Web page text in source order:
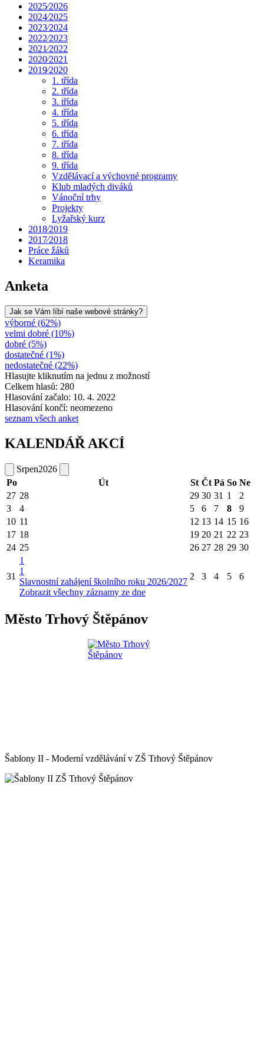
2025⁄2026
2024⁄2025
2023⁄2024
2022⁄2023
2021⁄2022
2020⁄2021
2019⁄2020
1. třída
2. třída
3. třída
4. třída
5. třída
6. třída
7. třída
8. třída
9. třída
Vzdělávací a výchovné programy
Klub mladých diváků
Vánoční trhy
Projekty
Lyžařský kurz
2018⁄2019
2017⁄2018
Práce žáků
Keramika
Anketa
Jak se Vám líbí naše webové stránky?
výborné (62%)
velmi dobré (10%)
dobré (5%)
dostatečné (1%)
nedostatečné (22%)
Hlasujte kliknutím na jednu z možností
Celkem hlasů: 280
Hlasování začalo: 10. 4. 2022
Hlasování končí: neomezeno
seznam všech anket
KALENDÁŘ AKCÍ
Srpen2026
Po
Út St Čt Pá So Ne
27 28 29 30 31 1
2
3
4 5 6 7 8
9
10 11 12 13 14 15 16
17 18 19 20 21 22 23
24 25 26 27 28 29 30
31
1
1
Slavnostní zahájení školního roku 2026/2027
Zobrazit všechny záznamy ze dne
2 3 4 5 6
Město Trhový Štěpánov
Šablony II - Moderní vzdělávání v ZŠ Trhový Štěpánov